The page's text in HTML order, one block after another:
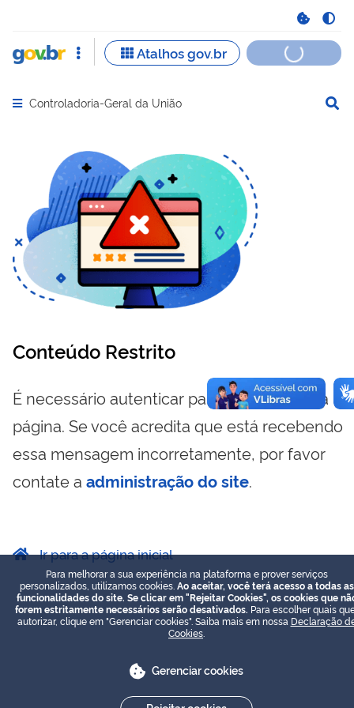
Abrir menu principal de navegação
Controladoria-Geral da União
Conteúdo Restrito
É necessário autenticar para visualizar essa
página. Se você acredita que está recebendo
essa mensagem incorretamente, por favor
contate a administração do site.
Ir para a página inicial
Para melhorar a sua experiência na plataforma e prover serviços
personalizados, utilizamos cookies. Ao aceitar, você terá acesso a todas as
funcionalidades do site. Se clicar em "Rejeitar Cookies", os cookies que
forem estritamente necessários serão desativados. Para escolher quais
autorizar, clique em "Gerenciar cookies". Saiba mais em nossa Declaração
Cookies
Gerenciar cookies